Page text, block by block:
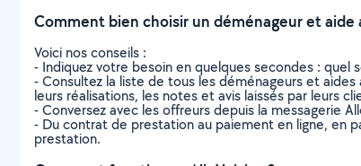
Comment bien choisir un déménageur et
Voici nos conseils :
- Indiquez votre besoin en quelques secondes : quel
- Consultez la liste de tous les déménageurs et
leurs réalisations, les notes et avis laissés par leurs
- Conversez avec les offreurs depuis la messagerie
- Du contrat de prestation au paiement en ligne, en
prestation.